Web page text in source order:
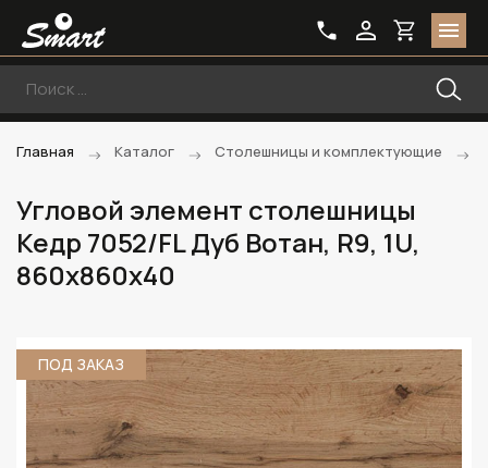
Главная Каталог Столешницы и комплектующие
Угловой элемент столешницы
Кедр 7052/FL Дуб Вотан, R9, 1U,
860х860х40
ПОД ЗАКАЗ